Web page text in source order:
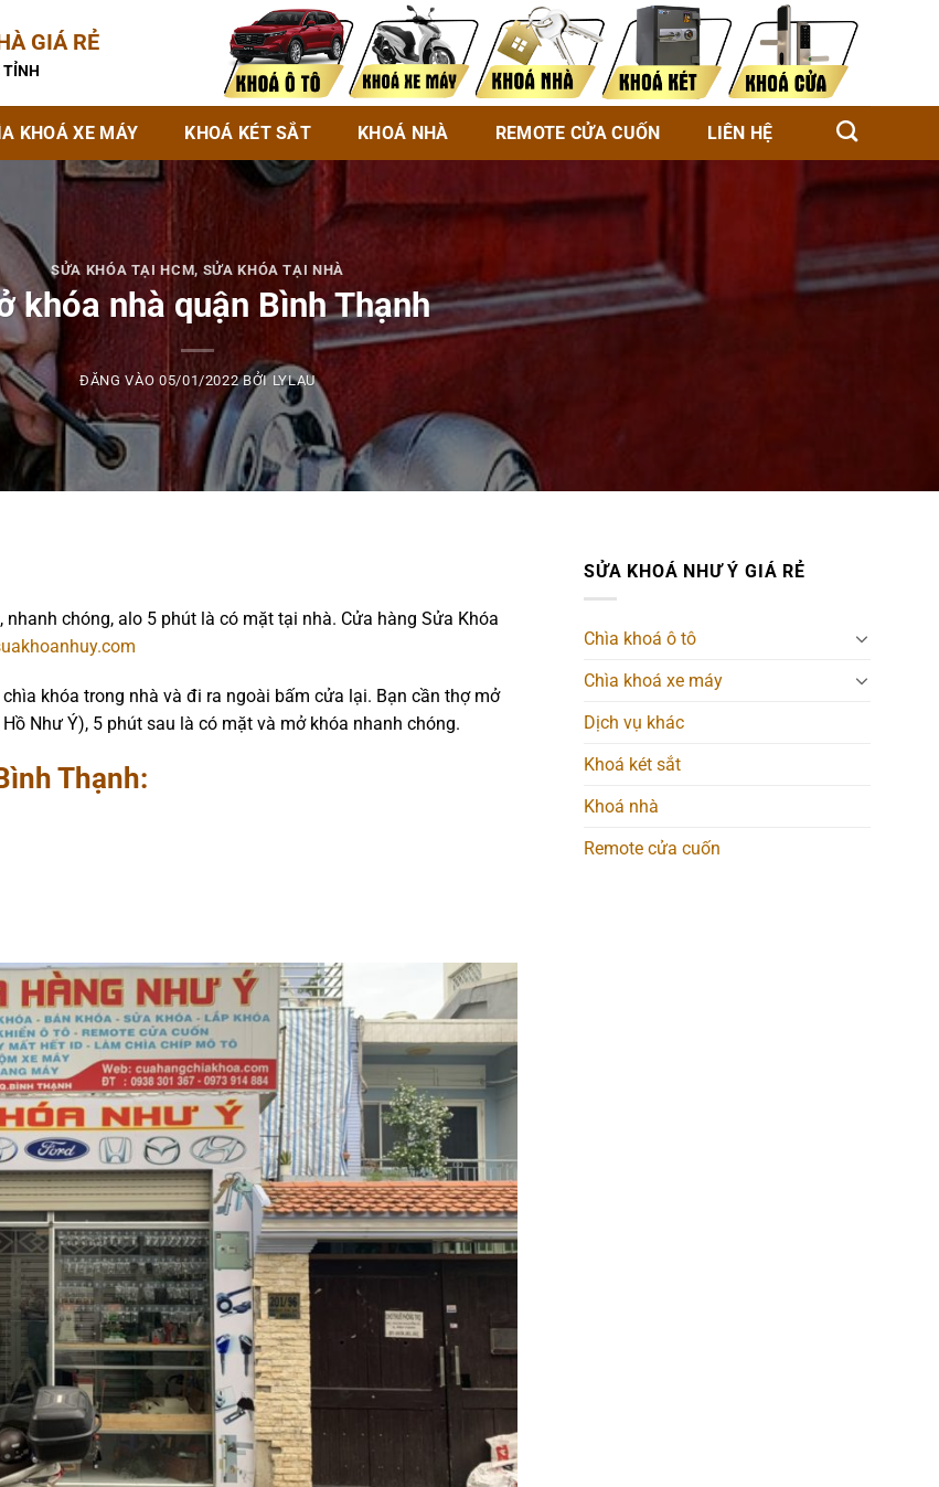
GIÁ RẺ
TỈNH
KHOÁ XE MÁY KHOÁ KÉT SẮT KHOÁ NHÀ REMOTE CỬA CUỐN LIÊN HỆ
SỬA KHÓA TẠI HCM, SỬA KHÓA TẠI NHÀ
khóa nhà quận Bình Thạnh
ĐĂNG VÀO 05/01/2022 BỞI LYLAU
nhanh chóng, alo 5 phút là có mặt tại nhà. Cửa hàng Sửa Khóa
khóa trong nhà và đi ra ngoài bấm cửa lại. Bạn cần thợ mở
Như Ý), 5 phút sau là có mặt và mở khóa nhanh chóng.
Thạnh:
SỬA KHOÁ NHƯ Ý GIÁ RẺ
Chìa khoá ô tô
Chìa khoá xe máy
Dịch vụ khác
Khoá két sắt
Khoá nhà
Remote cửa cuốn